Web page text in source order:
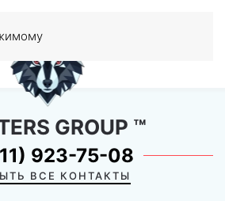
GROUP ™
923-75-08
ВСЕ КОНТАКТЫ